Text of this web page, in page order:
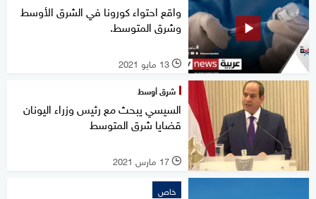
واقع احتواء كورونا في الشرق الأوسط
وشرق المتوسط.
l 13 مايو 2021
شرق أوسط
السيسي يبحث مع رئيس وزراء اليونان
قضايا شرق المتوسط
l 17 مارس 2021
خاص